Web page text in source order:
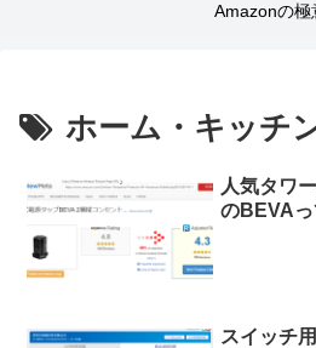
Amazonの極
ホーム・キッチ
人気タワ
のBEVAっ
スイッチ